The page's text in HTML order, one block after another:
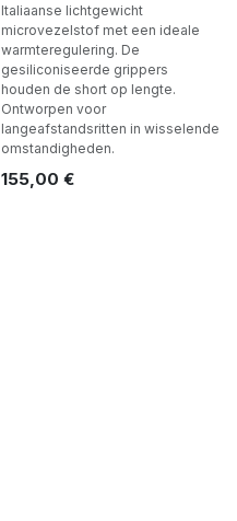
Italiaanse lichtgewicht
microvezelstof met een ideale
warmteregulering. De
gesiliconiseerde grippers
houden de short op lengte.
Ontworpen voor
langeafstandsritten in wisselende
omstandigheden.
155,00 €